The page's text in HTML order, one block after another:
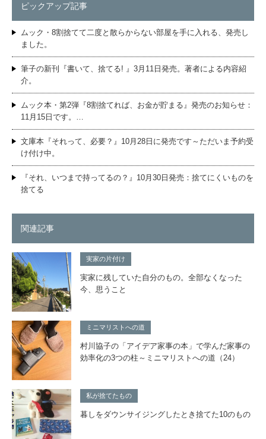
ピックアップ記事
ムック・8割捨てて二度と散らからない部屋を手に入れる、発売し
ました。
筆子の新刊『書いて、捨てる! 』3月11日発売。著者による内容紹
介。
ムック本・第2弾『8割捨てれば、お金が貯まる』発売のお知らせ：
11月15日です。…
文庫本『それって、必要？』10月28日に発売です～ただいま予約受
け付け中。
『それ、いつまで持ってるの？』10月30日発売：捨てにくいものを
捨てる
関連記事
実家の片付け
実家に残していた自分のもの。全部なくなった
今、思うこと
ミニマリストへの道
村川協子の「アイデア家事の本」で学んだ家事の
効率化の3つの柱～ミニマリストへの道（24）
私が捨てたもの
暮しをダウンサイジングしたとき捨てた10のもの